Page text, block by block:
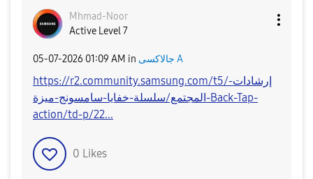
Mhmad-Noor
Active Level 7
‎05-07-2026 01:09 AM in جالاكسى A
https://r2.community.samsung.com/t5/إرشادات-
المجتمع/سلسلة-خفايا-سامسونج-ميزة-Back-Tap-
action/td-p/22...
0 Likes